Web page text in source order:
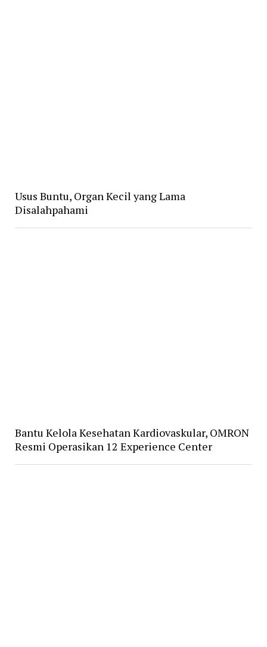
Usus Buntu, Organ Kecil yang Lama
Disalahpahami
Bantu Kelola Kesehatan Kardiovaskular, OMRON
Resmi Operasikan 12 Experience Center